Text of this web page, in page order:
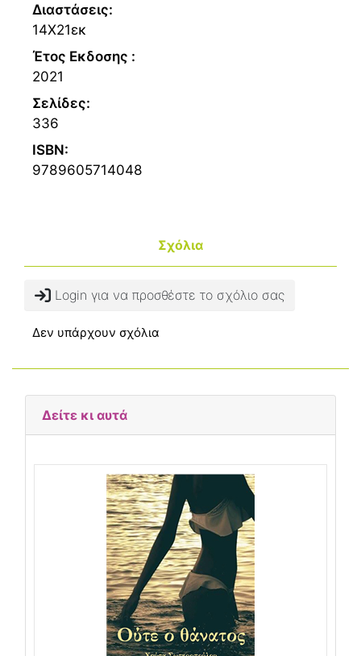
Διαστάσεις:
14Χ21εκ
Έτος Εκδοσης :
2021
Σελίδες:
336
ISBN:
9789605714048
Σχόλια
Login για να προσθέστε το σχόλιο σας
Δεν υπάρχουν σχόλια
Δείτε κι αυτά